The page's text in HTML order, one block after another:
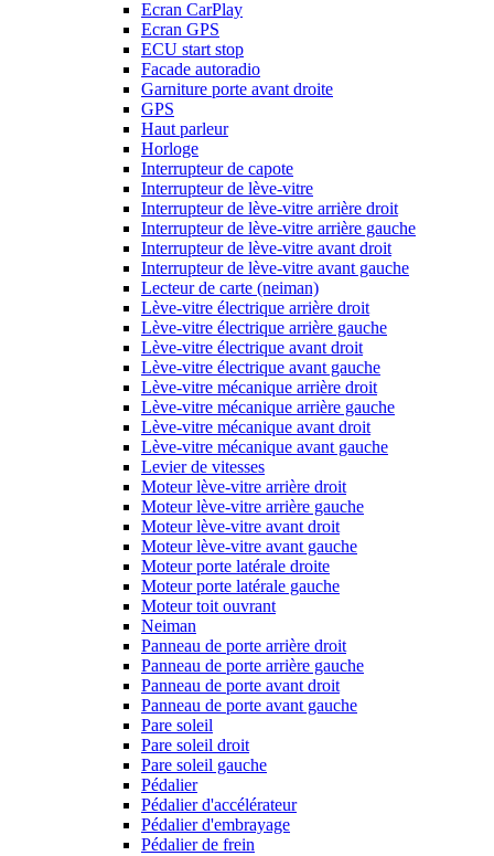
Ecran CarPlay
Ecran GPS
ECU start stop
Facade autoradio
Garniture porte avant droite
GPS
Haut parleur
Horloge
Interrupteur de capote
Interrupteur de lève-vitre
Interrupteur de lève-vitre arrière droit
Interrupteur de lève-vitre arrière gauche
Interrupteur de lève-vitre avant droit
Interrupteur de lève-vitre avant gauche
Lecteur de carte (neiman)
Lève-vitre électrique arrière droit
Lève-vitre électrique arrière gauche
Lève-vitre électrique avant droit
Lève-vitre électrique avant gauche
Lève-vitre mécanique arrière droit
Lève-vitre mécanique arrière gauche
Lève-vitre mécanique avant droit
Lève-vitre mécanique avant gauche
Levier de vitesses
Moteur lève-vitre arrière droit
Moteur lève-vitre arrière gauche
Moteur lève-vitre avant droit
Moteur lève-vitre avant gauche
Moteur porte latérale droite
Moteur porte latérale gauche
Moteur toit ouvrant
Neiman
Panneau de porte arrière droit
Panneau de porte arrière gauche
Panneau de porte avant droit
Panneau de porte avant gauche
Pare soleil
Pare soleil droit
Pare soleil gauche
Pédalier
Pédalier d'accélérateur
Pédalier d'embrayage
Pédalier de frein